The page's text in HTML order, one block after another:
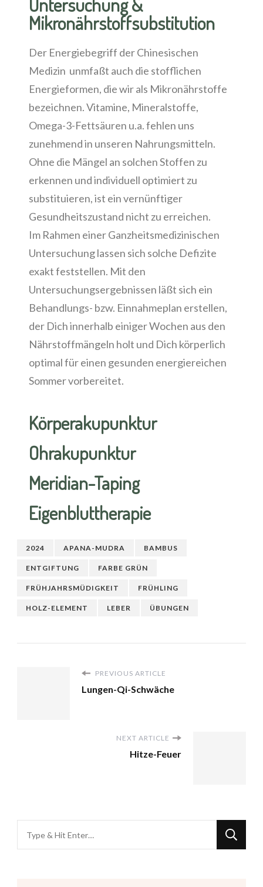
Mikronährstoffsubstitution
Der Energiebegriff der Chinesischen
Medizin unmfaßt auch die stofflichen
Energieformen, die wir als Mikronährstoffe
bezeichnen. Vitamine, Mineralstoffe,
Omega-3-Fettsäuren u.a. fehlen uns
zunehmend in unseren Nahrungsmitteln.
Ohne die Mängel an solchen Stoffen zu
erkennen und individuell optimiert zu
substituieren, ist ein vernünftiger
Gesundheitszustand nicht zu erreichen.
Im Rahmen einer Ganzheitsmedizinischen
Untersuchung lassen sich solche Defizite
exakt feststellen. Mit den
Untersuchungsergebnissen läßt sich ein
Behandlungs- bzw. Einnahmeplan erstellen,
der Dich innerhalb einiger Wochen aus den
Nährstoffmängeln holt und Dich körperlich
optimal für einen gesunden energiereichen
Sommer vorbereitet.
Körperakupunktur
Ohrakupunktur
Meridian-Taping
Eigenbluttherapie
2024 APANA-MUDRA BAMBUS
ENTGIFTUNG FARBE GRÜN
FRÜHJAHRSMÜDIGKEIT FRÜHLING
HOLZ-ELEMENT LEBER ÜBUNGEN
PREVIOUS ARTICLE
Lungen-Qi-Schwäche
NEXT ARTICLE
Hitze-Feuer